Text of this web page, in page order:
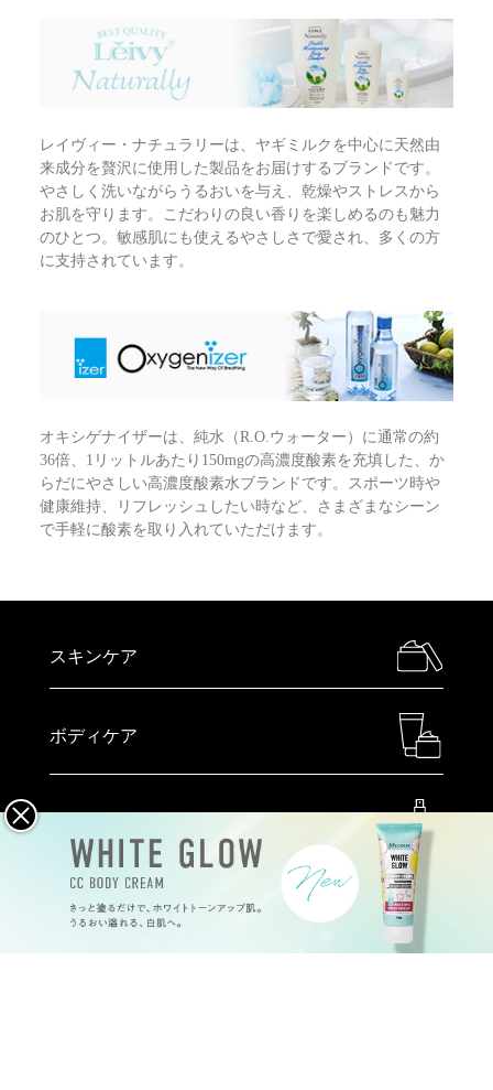
レイヴィー・ナチュラリーは、ヤギミルクを中心に天然由
来成分を贅沢に使用した製品をお届けするブランドです。
やさしく洗いながらうるおいを与え、乾燥やストレスから
お肌を守ります。こだわりの良い香りを楽しめるのも魅力
のひとつ。敏感肌にも使えるやさしさで愛され、多くの方
に支持されています。
オキシゲナイザーは、純水（R.O.ウォーター）に通常の約
36倍、1リットルあたり150mgの高濃度酸素を充填した、か
らだにやさしい高濃度酸素水ブランドです。スポーツ時や
健康維持、リフレッシュしたい時など、さまざまなシーン
で手軽に酸素を取り入れていただけます。
スキンケア
ボディケア
メイクアップ